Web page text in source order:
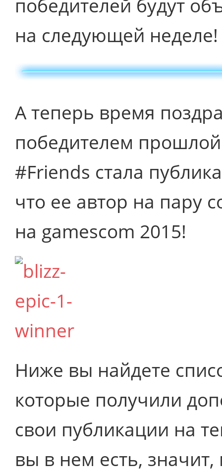
победителей будут
на следующей неделе!
А теперь время
победителем
#Friends стала
что ее автор на пару
на gamescom 2015!
Ниже вы найдете
которые получили
свои публикации на
вы в нем есть,